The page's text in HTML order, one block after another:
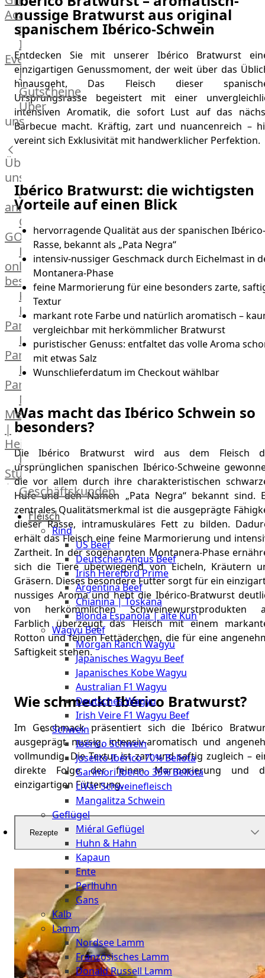
Academy
OTTO@Home
Individuelle
Events
Partner
Kalender
Gästehaus
Villa
Glanzstoff
Gutscheine
Über
uns
Über
uns
Alle
anzeigen
OTTO
GOURMET
Lebensmittel
online
bestellen
Karriere
Kochschul-
Partner
Depot-
Partner
Frischetheken-
Partner
Männer
Metzger
|
Heinsberg
Feinkost
Stüttgen
|
Düsseldorf
The
Meat
Club
Stuttgart
Geschäftskunden
Fleisch
Rind
US Beef
Deutsches Angus Beef
Irish Hereford Prime
Argentina Beef
Chianina | Toskana
Blonda Espanola | alte Kuh
Wagyu Beef
Morgan Ranch Wagyu
Japanisches Wagyu Beef
Japanisches Kobe Wagyu
Australian F1 Wagyu
Deutsches Wagyu
Irish Veire F1 Wagyu Beef
Schwein
Ibérico Schwein
Joselito Ibérico 70% Bellota
Garimori Ibérico 35% Bellota
LiVar Schweinefleisch
Mangalitza Schwein
Geflügel
Miéral Geflügel
Huhn & Hahn
Kapaun
Ente
Perlhuhn
Gans
Kalb
Lamm
Nordsee Lamm
Französisches Lamm
Donald Russell Lamm
nussige Bratwurst aus original
spanischem Ibérico-Schwein
Entdecken Sie mit unserer Ibérico Bratwurst
einzigartigen Genussmoment, der weit über das
hinausgeht. Das Fleisch dieser
Ursprungsrasse begeistert mit einer
intensiven Aromatik, die sofort Lust auf das
Barbecue macht. Kräftig, zart und nuancenreich –
vereint sich Exklusivität mit handwerklicher Perfektion.
Ibérico Bratwurst: die wichtigsten
Vorteile auf einen Blick
hervorragende Qualität aus der spanischen Ibérico-
Rasse, bekannt als „Pata Negra“
intensiv-nussiger Geschmack durch Eichelmast in
Montanera-Phase
feine Marmorierung für eine besonders zarte,
Textur
markant rote Farbe und natürlich aromatisch –
vergleichbar mit herkömmlicher Bratwurst
puristischer Genuss: entfaltet das volle Aroma
mit etwas Salz
Wunschlieferdatum im Checkout wählbar
Was macht das Ibérico Schwein so
besonders?
Die Ibérico Bratwurst wird aus dem Fleisch
ursprünglichen spanischen Ibérico-Schweine
die vor allem durch ihre charakteristischen
Hufe und den Namen „Pata Negra“ bekannt sind.
zentrales Qualitätsmerkmal ist die ausgeprägte
dieser Rasse, intramuskuläres Fett zu bilden.
erhält das Fleisch eine feine Marmorierung und
Zartheit. In der sogenannten Montanera-Phase
sich die Tiere überwiegend von Eicheln, Kräutern
Gräsern. Dieses besondere Futter sorgt für ein
nussiges Aroma und hebt die Ibérico-Bratwurst
von herkömmlichen Schweinewurstprodukten
Farblich überzeugt das Fleisch mit einem
Rotton und feinen Fettäderchen, die für eine
Saftigkeit stehen.
Wie schmeckt Ibérico Bratwurst?
Im Geschmack präsentiert sich die Ibérico
ausgeprägt nussig, intensiv-aromatisch und
vollmundig. Die Textur ist zart und saftig zugleich –
direkte Folge der feinen Marmorierung und
einzigartigen Fütterung.
Rezepte